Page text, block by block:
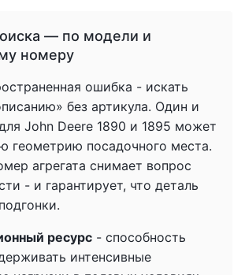
— по модели и
номеру
ошибка - искать
без артикула. Один и
John Deere 1890 и 1895 может
геометрию посадочного места.
агрегата снимает вопрос
- и гарантирует, что деталь
ресурс - способность
интенсивные